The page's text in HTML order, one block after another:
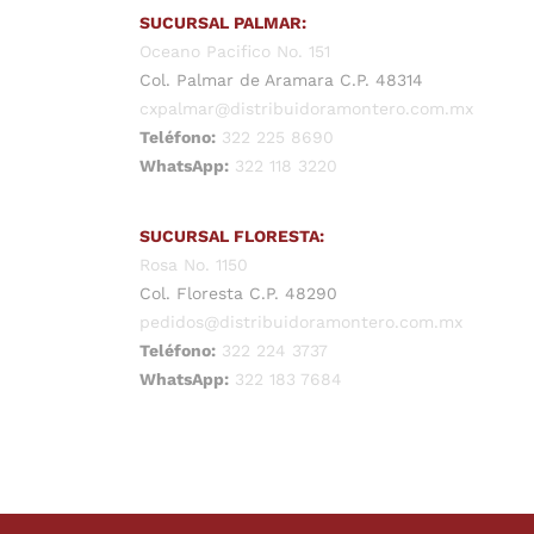
SUCURSAL PALMAR:
Oceano Pacifico No. 151
Col. Palmar de Aramara C.P. 48314
cxpalmar@distribuidoramontero.com.mx
Teléfono: 322 225 8690
WhatsApp: 322 118 3220
SUCURSAL FLORESTA:
Rosa No. 1150
Col. Floresta C.P. 48290
pedidos@distribuidoramontero.com.mx
Teléfono: 322 224 3737
WhatsApp: 322 183 7684